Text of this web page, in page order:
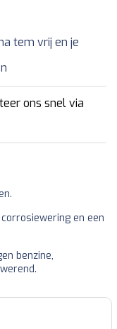
tem vrij en je
ons snel via
en een
benzine,